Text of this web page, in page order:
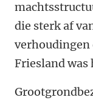
die sterk af
verhoudingen
Friesland was